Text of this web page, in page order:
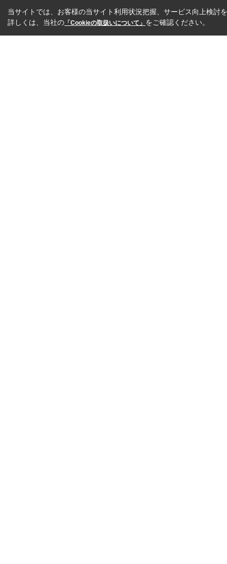
当サイトでは、お客様の当サイト利用状況把握、サービス向上検討
詳しくは、当社の 「Cookieの取扱いについて」 をご確認ください。